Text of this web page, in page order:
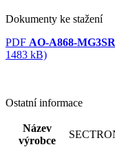
Dokumenty ke stažení
PDF AO-A868-
1483 kB)
Ostatní informace
Název
výrobce